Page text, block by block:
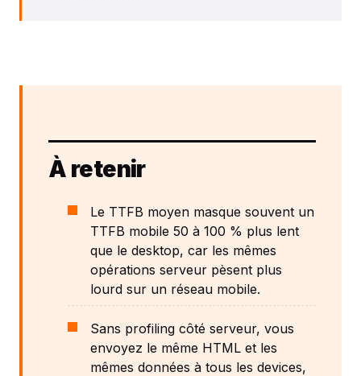
À retenir
Le TTFB moyen masque souvent un
TTFB mobile 50 à 100 % plus lent
que le desktop, car les mêmes
opérations serveur pèsent plus
lourd sur un réseau mobile.
Sans profiling côté serveur, vous
envoyez le même HTML et les
mêmes données à tous les devices,